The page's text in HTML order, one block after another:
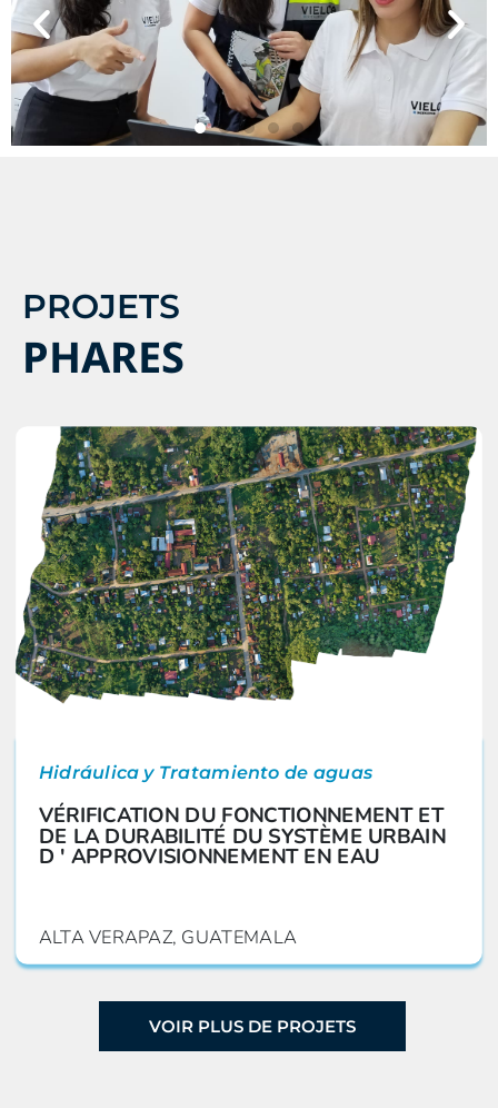
PROJETS
PHARES
Hidráulica y Tratamiento de aguas
VÉRIFICATION DU FONCTIONNEMENT ET
DE LA DURABILITÉ DU SYSTÈME URBAIN
D ' APPROVISIONNEMENT EN EAU
ALTA VERAPAZ, GUATEMALA
VOIR PLUS DE PROJETS